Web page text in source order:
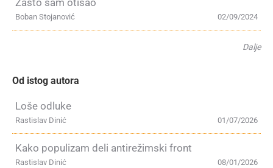
Zašto sam otišao
02/09/2024
Boban Stojanović
Dalje
Od istog autora
Loše odluke
01/07/2026
Rastislav Dinić
Kako populizam deli antirežimski front
08/01/2026
Rastislav Dinić